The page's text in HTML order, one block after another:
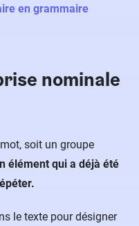
en grammaire
nominale
soit un groupe
élément qui a déjà été
le texte pour désigner